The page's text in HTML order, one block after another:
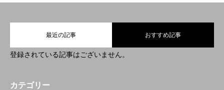
Menu3
最近の記事 おすすめ記事
登録されている記事はございません。
カテゴリー